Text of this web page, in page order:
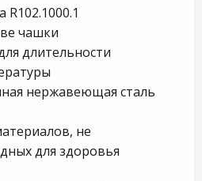
R102.1000.1
чашки
длительности
нержавеющая сталь
не
для здоровья